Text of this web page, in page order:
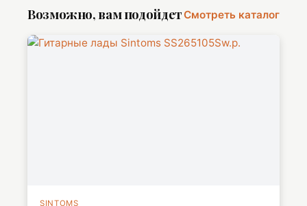
Возможно, вам подойдетСмотреть каталог
SINTOMS